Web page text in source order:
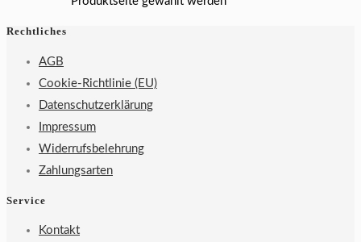
Rechtliches
AGB
Cookie-Richtlinie (EU)
Datenschutzerklärung
Impressum
Widerrufsbelehrung
Zahlungsarten
Service
Kontakt